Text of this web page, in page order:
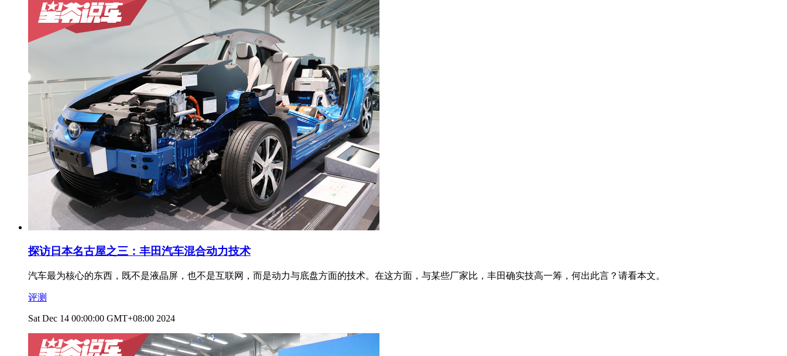
探访日本名古屋之三：丰田汽车混合动力技术
汽车最为核心的东西，既不是液晶屏，也不是互联网，而是动力与底盘方面的技术。在这方面，与某些厂家比，丰田确实技高一筹，何出此言？请看本文。
评测
Sat Dec 14 00:00:00 GMT+08:00 2024